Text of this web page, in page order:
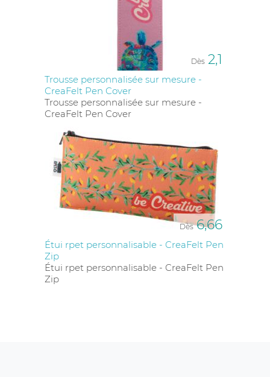
Dès 2,1
Trousse personnalisée sur mesure -
CreaFelt Pen Cover
Trousse personnalisée sur mesure -
CreaFelt Pen Cover
Dès 6,66
Étui rpet personnalisable - CreaFelt Pen
Zip
Étui rpet personnalisable - CreaFelt Pen
Zip